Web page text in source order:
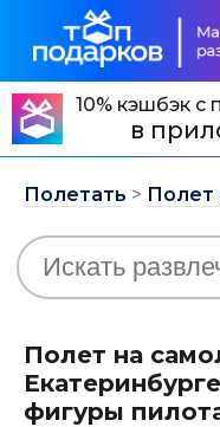
10% кэшбэк с
в
Полетать > Полет
Полет на
фигуры